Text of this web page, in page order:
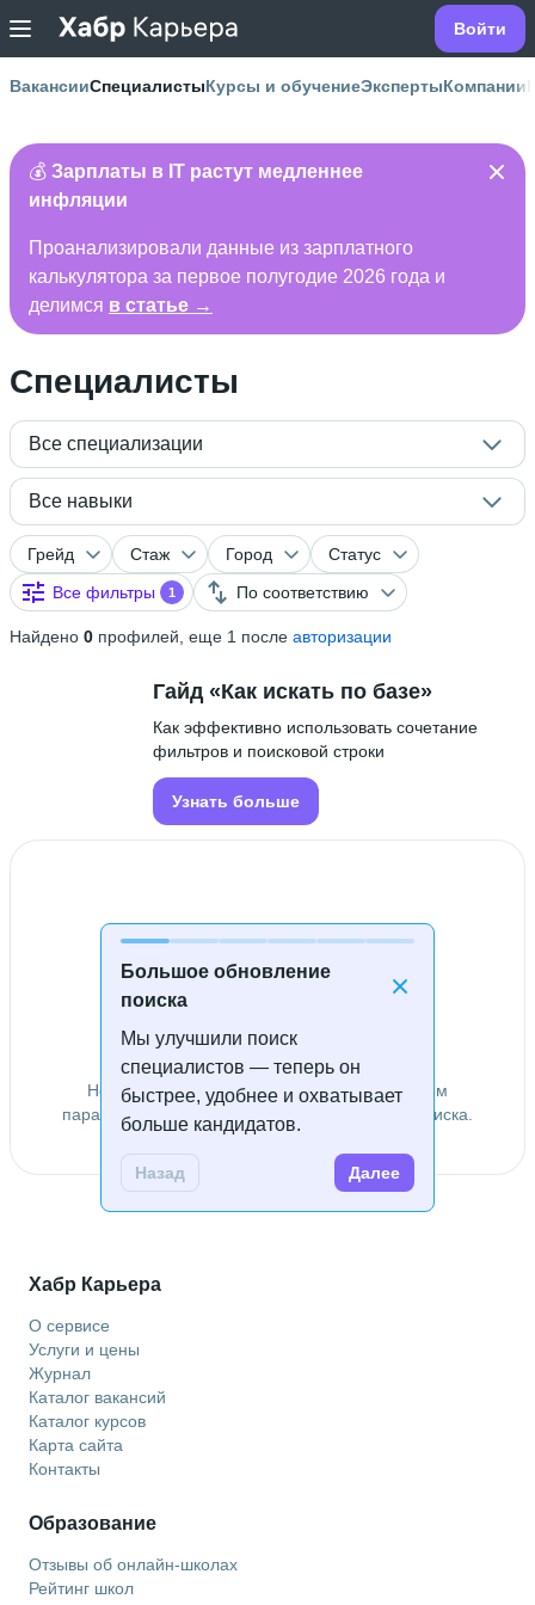
Войти
ВакансииСпециалистыКурсы и обучениеЭкспертыКомпании
💰 Зарплаты в IT растут медленнее
инфляции
Проанализировали данные из зарплатного
калькулятора за первое полугодие 2026 года и
делимся в статье →
Специалисты
Все специализации
Все навыки
Грейд Стаж Город
Статус
Все фильтры
1 По соответствию
Найдено 0 профилей, еще 1 после авторизации
Большое обновление
поиска
Мы улучшили поиск
специалистов — теперь он
быстрее, удобнее и охватывает
больше кандидатов.
Назад Далее
Гайд «Как искать по базе»
Как эффективно использовать сочетание
фильтров и поисковой строки
Узнать больше
Специалисты не найдены
Не удалось найти специалистов по заданным
параметрам. Попробуйте изменить условия поиска.
Хабр Карьера
О сервисе
Услуги и цены
Журнал
Каталог вакансий
Каталог курсов
Карта сайта
Контакты
Образование
Отзывы об онлайн-школах
Рейтинг школ